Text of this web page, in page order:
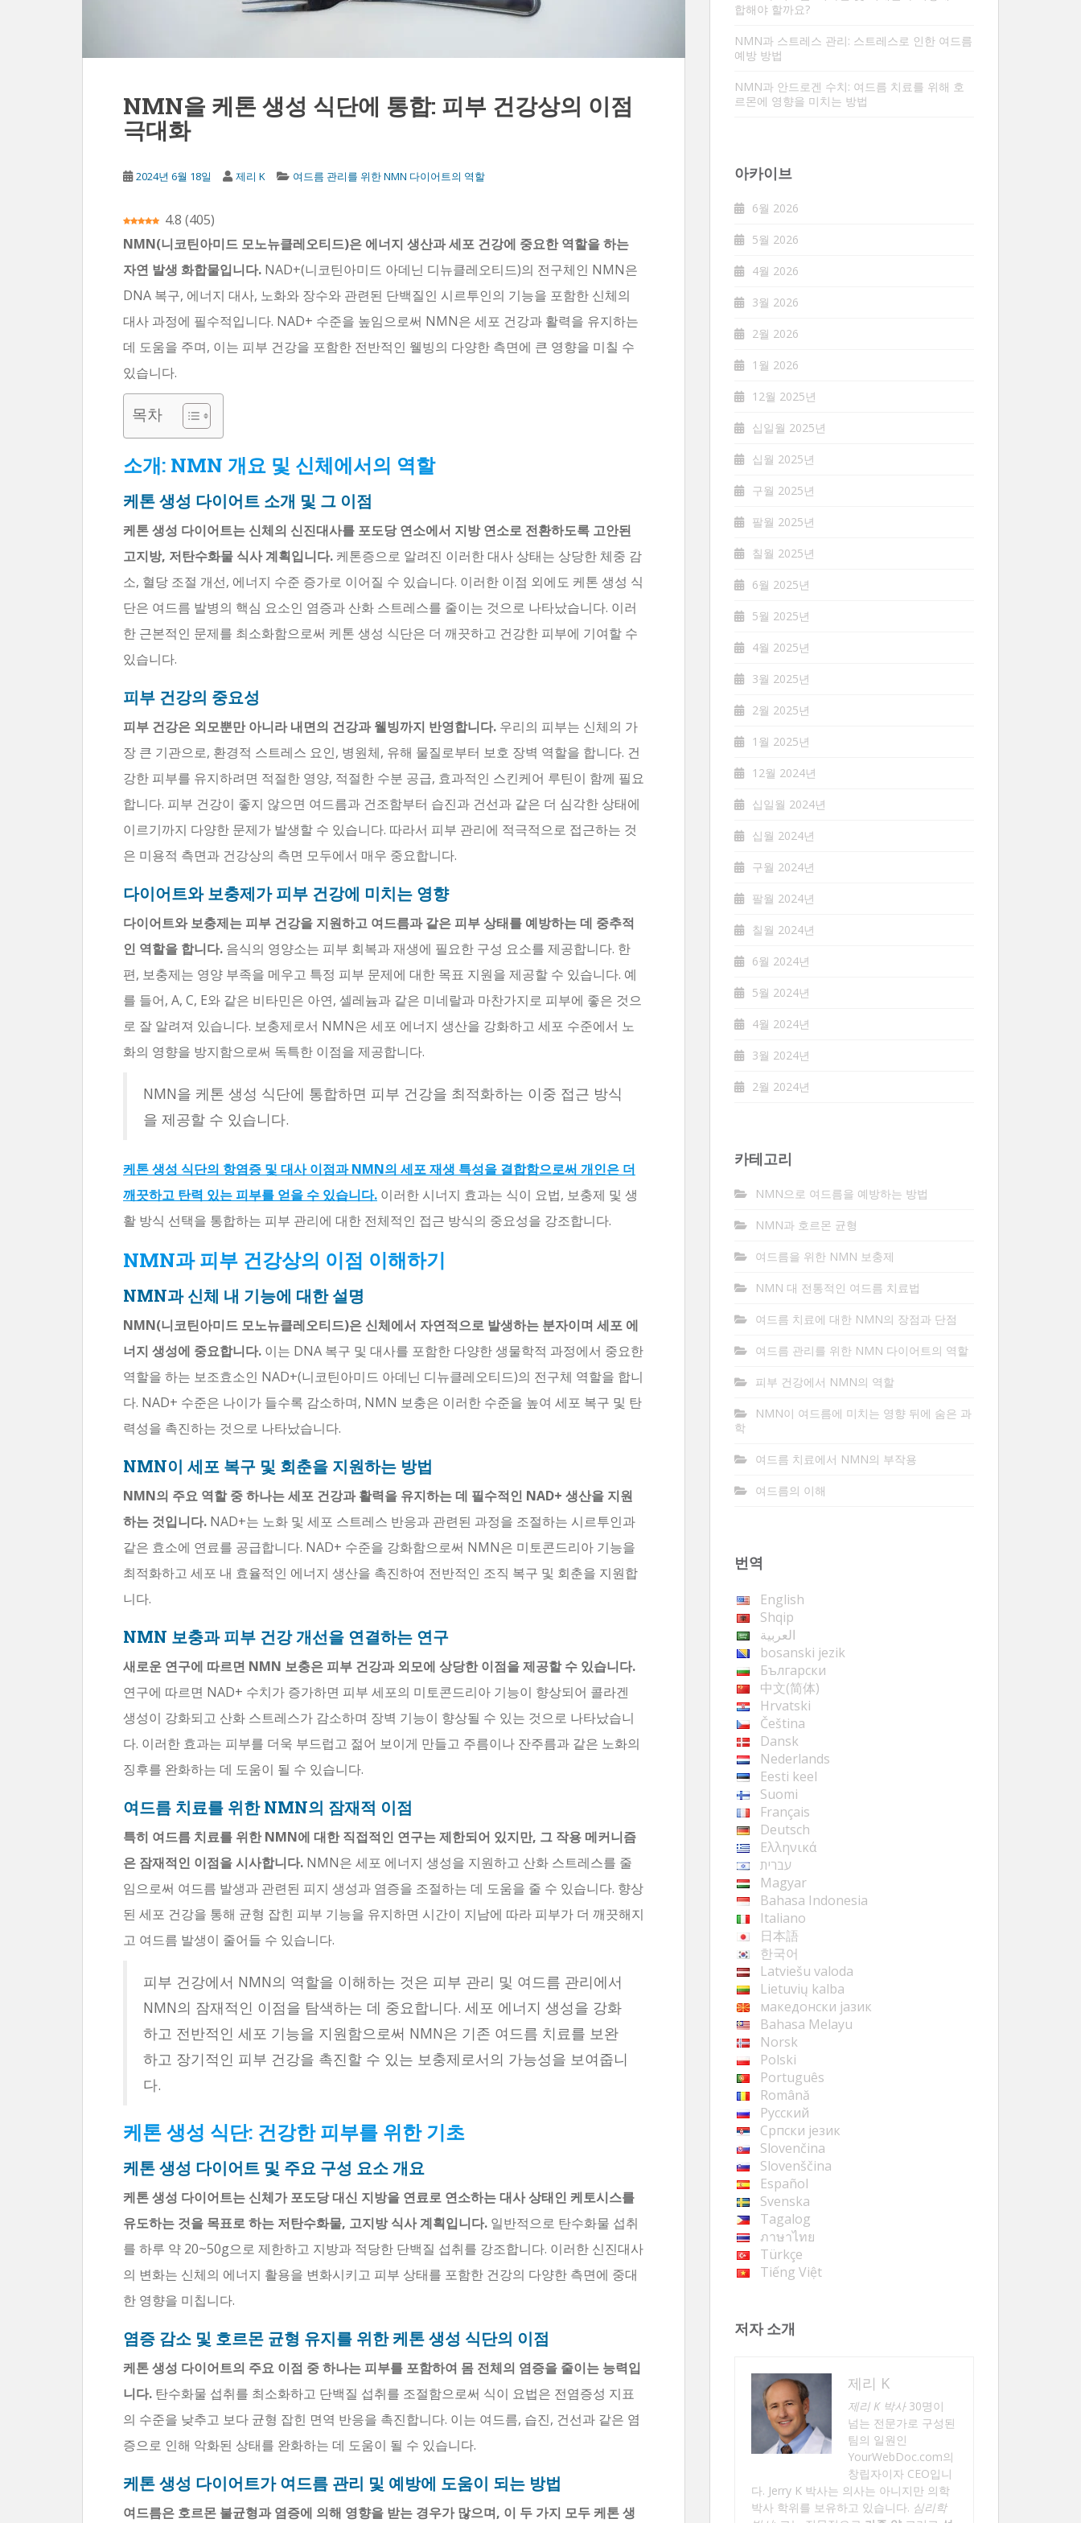
NMN을 케톤 생성 식단에 통합: 피부 건강상의 이점
극대화
2024년 6월 18일 제리 K 여드름 관리를 위한 NMN 다이어트의 역할
4.8 (405)
NMN(니코틴아미드 모노뉴클레오티드)은 에너지 생산과 세포 건강에 중요한 역할을 하는
자연 발생 화합물입니다. NAD+(니코틴아미드 아데닌 디뉴클레오티드)의 전구체인 NMN은
DNA 복구, 에너지 대사, 노화와 장수와 관련된 단백질인 시르투인의 기능을 포함한 신체의
대사 과정에 필수적입니다. NAD+ 수준을 높임으로써 NMN은 세포 건강과 활력을 유지하는
데 도움을 주며, 이는 피부 건강을 포함한 전반적인 웰빙의 다양한 측면에 큰 영향을 미칠 수
있습니다.
목차
소개: NMN 개요 및 신체에서의 역할
케톤 생성 다이어트 소개 및 그 이점
케톤 생성 다이어트는 신체의 신진대사를 포도당 연소에서 지방 연소로 전환하도록 고안된
고지방, 저탄수화물 식사 계획입니다. 케톤증으로 알려진 이러한 대사 상태는 상당한 체중 감
소, 혈당 조절 개선, 에너지 수준 증가로 이어질 수 있습니다. 이러한 이점 외에도 케톤 생성 식
단은 여드름 발병의 핵심 요소인 염증과 산화 스트레스를 줄이는 것으로 나타났습니다. 이러
한 근본적인 문제를 최소화함으로써 케톤 생성 식단은 더 깨끗하고 건강한 피부에 기여할 수
있습니다.
피부 건강의 중요성
피부 건강은 외모뿐만 아니라 내면의 건강과 웰빙까지 반영합니다. 우리의 피부는 신체의 가
장 큰 기관으로, 환경적 스트레스 요인, 병원체, 유해 물질로부터 보호 장벽 역할을 합니다. 건
강한 피부를 유지하려면 적절한 영양, 적절한 수분 공급, 효과적인 스킨케어 루틴이 함께 필요
합니다. 피부 건강이 좋지 않으면 여드름과 건조함부터 습진과 건선과 같은 더 심각한 상태에
이르기까지 다양한 문제가 발생할 수 있습니다. 따라서 피부 관리에 적극적으로 접근하는 것
은 미용적 측면과 건강상의 측면 모두에서 매우 중요합니다.
다이어트와 보충제가 피부 건강에 미치는 영향
다이어트와 보충제는 피부 건강을 지원하고 여드름과 같은 피부 상태를 예방하는 데 중추적
인 역할을 합니다. 음식의 영양소는 피부 회복과 재생에 필요한 구성 요소를 제공합니다. 한
편, 보충제는 영양 부족을 메우고 특정 피부 문제에 대한 목표 지원을 제공할 수 있습니다. 예
를 들어, A, C, E와 같은 비타민은 아연, 셀레늄과 같은 미네랄과 마찬가지로 피부에 좋은 것으
로 잘 알려져 있습니다. 보충제로서 NMN은 세포 에너지 생산을 강화하고 세포 수준에서 노
화의 영향을 방지함으로써 독특한 이점을 제공합니다.
NMN을 케톤 생성 식단에 통합하면 피부 건강을 최적화하는 이중 접근 방식
을 제공할 수 있습니다.
케톤 생성 식단의 항염증 및 대사 이점과 NMN의 세포 재생 특성을 결합함으로써 개인은 더
깨끗하고 탄력 있는 피부를 얻을 수 있습니다. 이러한 시너지 효과는 식이 요법, 보충제 및 생
활 방식 선택을 통합하는 피부 관리에 대한 전체적인 접근 방식의 중요성을 강조합니다.
NMN과 피부 건강상의 이점 이해하기
NMN과 신체 내 기능에 대한 설명
NMN(니코틴아미드 모노뉴클레오티드)은 신체에서 자연적으로 발생하는 분자이며 세포 에
너지 생성에 중요합니다. 이는 DNA 복구 및 대사를 포함한 다양한 생물학적 과정에서 중요한
역할을 하는 보조효소인 NAD+(니코틴아미드 아데닌 디뉴클레오티드)의 전구체 역할을 합니
다. NAD+ 수준은 나이가 들수록 감소하며, NMN 보충은 이러한 수준을 높여 세포 복구 및 탄
력성을 촉진하는 것으로 나타났습니다.
NMN이 세포 복구 및 회춘을 지원하는 방법
NMN의 주요 역할 중 하나는 세포 건강과 활력을 유지하는 데 필수적인 NAD+ 생산을 지원
하는 것입니다. NAD+는 노화 및 세포 스트레스 반응과 관련된 과정을 조절하는 시르투인과
같은 효소에 연료를 공급합니다. NAD+ 수준을 강화함으로써 NMN은 미토콘드리아 기능을
최적화하고 세포 내 효율적인 에너지 생산을 촉진하여 전반적인 조직 복구 및 회춘을 지원합
니다.
NMN 보충과 피부 건강 개선을 연결하는 연구
새로운 연구에 따르면 NMN 보충은 피부 건강과 외모에 상당한 이점을 제공할 수 있습니다.
연구에 따르면 NAD+ 수치가 증가하면 피부 세포의 미토콘드리아 기능이 향상되어 콜라겐
생성이 강화되고 산화 스트레스가 감소하며 장벽 기능이 향상될 수 있는 것으로 나타났습니
다. 이러한 효과는 피부를 더욱 부드럽고 젊어 보이게 만들고 주름이나 잔주름과 같은 노화의
징후를 완화하는 데 도움이 될 수 있습니다.
여드름 치료를 위한 NMN의 잠재적 이점
특히 여드름 치료를 위한 NMN에 대한 직접적인 연구는 제한되어 있지만, 그 작용 메커니즘
은 잠재적인 이점을 시사합니다. NMN은 세포 에너지 생성을 지원하고 산화 스트레스를 줄
임으로써 여드름 발생과 관련된 피지 생성과 염증을 조절하는 데 도움을 줄 수 있습니다. 향상
된 세포 건강을 통해 균형 잡힌 피부 기능을 유지하면 시간이 지남에 따라 피부가 더 깨끗해지
고 여드름 발생이 줄어들 수 있습니다.
피부 건강에서 NMN의 역할을 이해하는 것은 피부 관리 및 여드름 관리에서
NMN의 잠재적인 이점을 탐색하는 데 중요합니다. 세포 에너지 생성을 강화
하고 전반적인 세포 기능을 지원함으로써 NMN은 기존 여드름 치료를 보완
하고 장기적인 피부 건강을 촉진할 수 있는 보충제로서의 가능성을 보여줍니
다.
케톤 생성 식단: 건강한 피부를 위한 기초
케톤 생성 다이어트 및 주요 구성 요소 개요
케톤 생성 다이어트는 신체가 포도당 대신 지방을 연료로 연소하는 대사 상태인 케토시스를
유도하는 것을 목표로 하는 저탄수화물, 고지방 식사 계획입니다. 일반적으로 탄수화물 섭취
를 하루 약 20~50g으로 제한하고 지방과 적당한 단백질 섭취를 강조합니다. 이러한 신진대사
의 변화는 신체의 에너지 활용을 변화시키고 피부 상태를 포함한 건강의 다양한 측면에 중대
한 영향을 미칩니다.
염증 감소 및 호르몬 균형 유지를 위한 케톤 생성 식단의 이점
케톤 생성 다이어트의 주요 이점 중 하나는 피부를 포함하여 몸 전체의 염증을 줄이는 능력입
니다. 탄수화물 섭취를 최소화하고 단백질 섭취를 조절함으로써 식이 요법은 전염증성 지표
의 수준을 낮추고 보다 균형 잡힌 면역 반응을 촉진합니다. 이는 여드름, 습진, 건선과 같은 염
증으로 인해 악화된 상태를 완화하는 데 도움이 될 수 있습니다.
케톤 생성 다이어트가 여드름 관리 및 예방에 도움이 되는 방법
여드름은 호르몬 불균형과 염증에 의해 영향을 받는 경우가 많으며, 이 두 가지 모두 케톤 생
합해야 할까요?
NMN과 스트레스 관리: 스트레스로 인한 여드름
예방 방법
NMN과 안드로겐 수치: 여드름 치료를 위해 호
르몬에 영향을 미치는 방법
아카이브
6월 2026
5월 2026
4월 2026
3월 2026
2월 2026
1월 2026
12월 2025년
십일월 2025년
십월 2025년
구월 2025년
팔월 2025년
칠월 2025년
6월 2025년
5월 2025년
4월 2025년
3월 2025년
2월 2025년
1월 2025년
12월 2024년
십일월 2024년
십월 2024년
구월 2024년
팔월 2024년
칠월 2024년
6월 2024년
5월 2024년
4월 2024년
3월 2024년
2월 2024년
카테고리
NMN으로 여드름을 예방하는 방법
NMN과 호르몬 균형
여드름을 위한 NMN 보충제
NMN 대 전통적인 여드름 치료법
여드름 치료에 대한 NMN의 장점과 단점
여드름 관리를 위한 NMN 다이어트의 역할
피부 건강에서 NMN의 역할
NMN이 여드름에 미치는 영향 뒤에 숨은 과
학
여드름 치료에서 NMN의 부작용
여드름의 이해
번역
English
Shqip
العربية
bosanski jezik
Български
中文(简体)
Hrvatski
Čeština
Dansk
Nederlands
Eesti keel
Suomi
Français
Deutsch
Ελληνικά
עברית
Magyar
Bahasa Indonesia
Italiano
日本語
한국어
Latviešu valoda
Lietuvių kalba
македонски јазик
Bahasa Melayu
Norsk
Polski
Português
Română
Русский
Cрпски језик
Slovenčina
Slovenščina
Español
Svenska
Tagalog
ภาษาไทย
Türkçe
Tiếng Việt
저자 소개
제리 K
제리 K 박사30명이
넘는 전문가로 구성된
팀의 일원인
YourWebDoc.com의
창립자이자 CEO입니
다. Jerry K 박사는 의사는 아니지만 의학
박사 학위를 보유하고 있습니다. 심리학